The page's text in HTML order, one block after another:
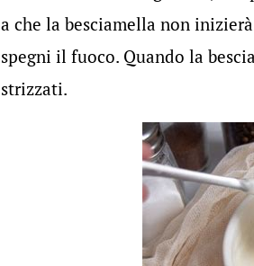
a che la besciamella non
spegni il fuoco. Quando la
strizzati.